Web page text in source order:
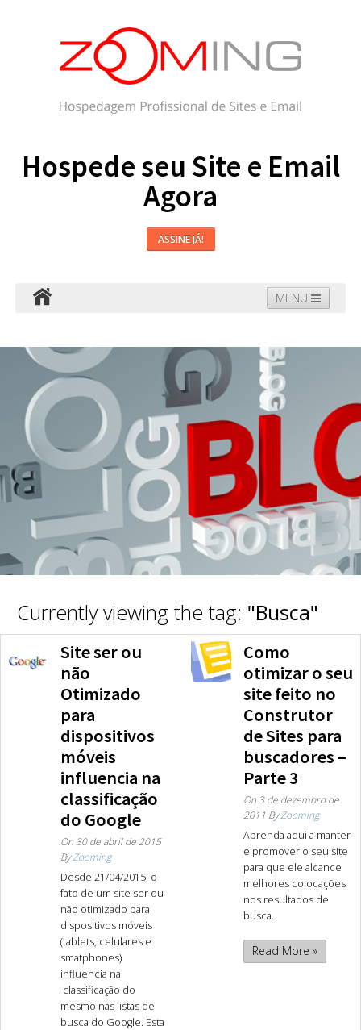
Hospede seu Site e Email
Agora
ASSINE JÁ!
MENU
Domínios Blog Suporte
Currently viewing the tag: "Busca"
Site ser ou
não
Otimizado
para
dispositivos
móveis
influencia na
classificação
do Google
On 30 de abril de 2015
ByZooming
Desde 21/04/2015, o
fato de um site ser ou
não otimizado para
dispositivos móveis
(tablets, celulares e
smatphones)
influencia na
classificação do
mesmo nas listas de
busca do Google. Esta
Como
otimizar o seu
site feito no
Construtor
de Sites para
buscadores –
Parte 3
On 3 de dezembro de
2011 ByZooming
Aprenda aqui a manter
e promover o seu site
para que ele alcance
melhores colocações
nos resultados de
busca.
Read More »